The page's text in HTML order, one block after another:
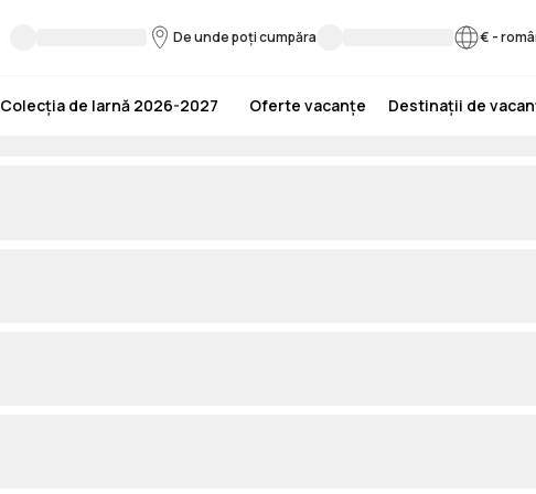
De unde poți cumpăra € -
Colecția de Iarnă 2026-2027 Oferte vacanțe Destinații de